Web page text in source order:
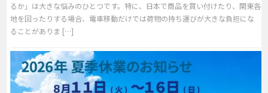
るか」は大きな悩みのひとつです。特に、日本で商品を買い付けたり、関東各
地を回ったりする場合、電車移動だけでは荷物の持ち運びが大きな負担にな
ることがありま […]